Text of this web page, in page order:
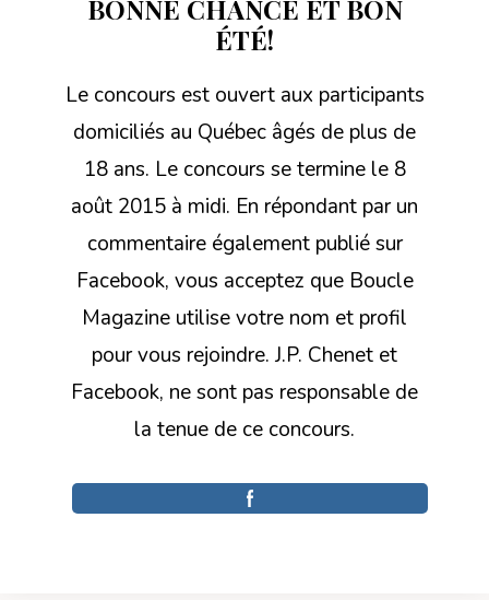
BONNE CHANCE ET BON
ÉTÉ!
Le concours est ouvert aux participants
domiciliés au Québec âgés de plus de
18 ans. Le concours se termine le 8
août 2015 à midi. En répondant par un
commentaire également publié sur
Facebook, vous acceptez que Boucle
Magazine utilise votre nom et profil
pour vous rejoindre. J.P. Chenet et
Facebook, ne sont pas responsable de
la tenue de ce concours.